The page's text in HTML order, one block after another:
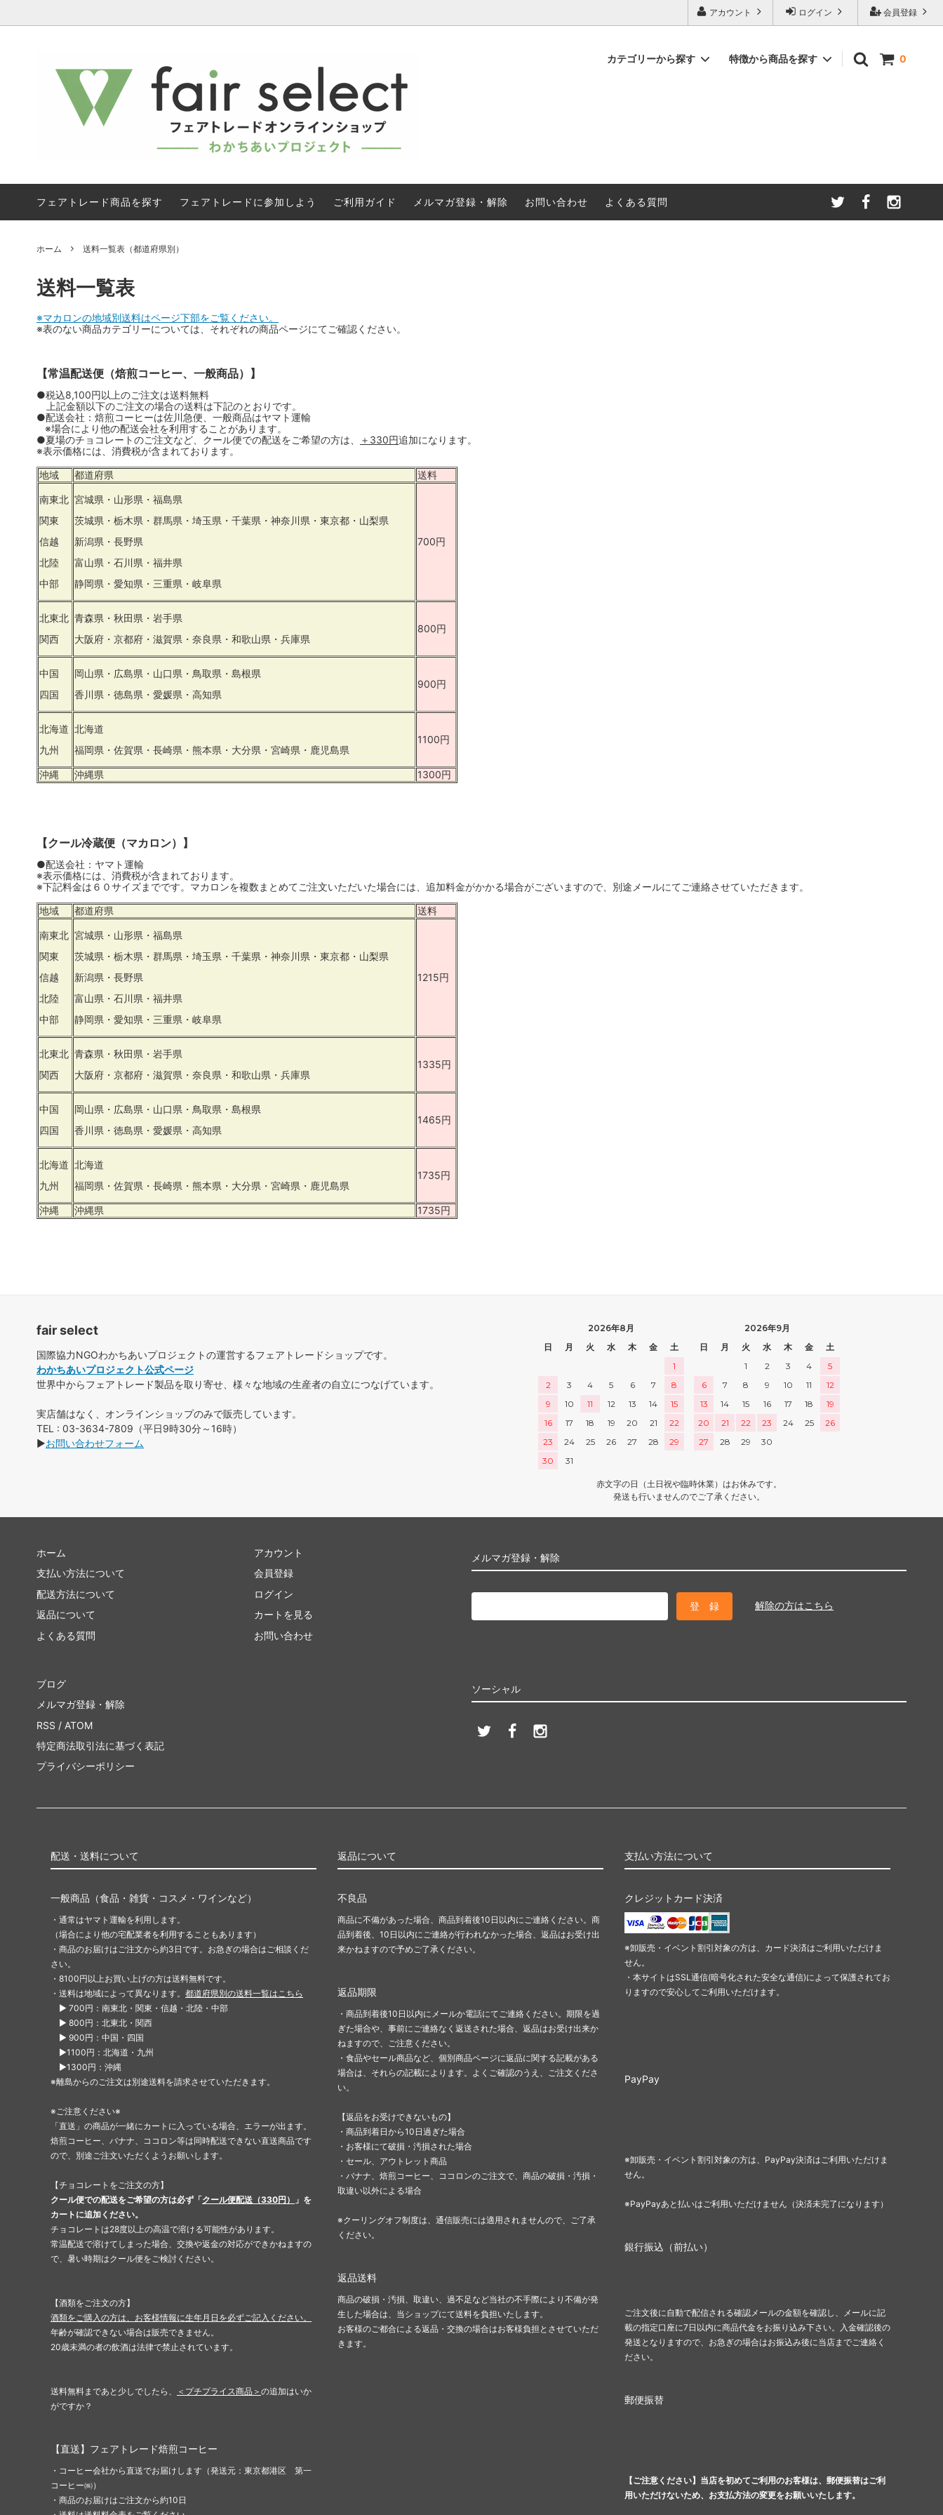
会員登録
ログイン
アカウント
0
カテゴリーから探す
フェアトレード有機 焙煎コーヒー 《直
送》
フェアトレード有機 大容量焙煎コーヒー
《直送》
ドリップバッグコーヒー ・焙煎コーヒー ジャム | はちみつ
コスメ | 石けん コットン製品 WFTO加盟団体の製品など フェアトレードサッカーボール
ギフト
特徴から商品を探す
セール商品 子供に伝えるフェアトレード
フェアトレードブランドから探す オーガニック商品
フェアトレード商品を探す フェアトレードに参加しよう ご利用ガイド メルマガ登録・解除 お問い合わせ よくある質問
ホーム 送料一覧表（都道府県別）
送料一覧表
※マカロンの地域別送料はページ下部をご覧ください。
※表のない商品カテゴリーについては、それぞれの商品ページにてご確認ください。
【常温配送便（焙煎コーヒー、一般商品）】
●税込8,100円以上のご注文は送料無料
上記金額以下のご注文の場合の送料は下記のとおりです。
●配送会社：焙煎コーヒーは佐川急便、一般商品はヤマト運輸
※場合により他の配送会社を利用することがあります。
●夏場のチョコレートのご注文など、クール便での配送をご希望の方は、
＋330円追加になります。
※表示価格には、消費税が含まれております。
地域
都道府県 送料
南東北
関東
信越
北陸
中部
宮城県・山形県・福島県
茨城県・栃木県・群馬県・埼玉県・千葉県・神奈川県・東京都・山梨県
新潟県・長野県
富山県・石川県・福井県
静岡県・愛知県・三重県・岐阜県
700円
北東北
関西
青森県・秋田県・岩手県
大阪府・京都府・滋賀県・奈良県・和歌山県・兵庫県
800円
中国
四国
岡山県・広島県・山口県・鳥取県・島根県
香川県・徳島県・愛媛県・高知県
900円
北海道
九州
北海道
福岡県・佐賀県・長崎県・熊本県・大分県・宮崎県・鹿児島県
1100円
沖縄 沖縄県 1300円
【クール冷蔵便（マカロン）】
●配送会社：ヤマト運輸
※表示価格には、消費税が含まれております。
※下記料金は６０サイズまでです。マカロンを複数まとめてご注文いただいた場合には、追加料金がかかる場合がございますので、別途メールにてご連絡させていただきます。
地域
都道府県 送料
南東北
関東
信越
北陸
中部
宮城県・山形県・福島県
茨城県・栃木県・群馬県・埼玉県・千葉県・神奈川県・東京都・山梨県
新潟県・長野県
富山県・石川県・福井県
静岡県・愛知県・三重県・岐阜県
1215円
北東北
関西
青森県・秋田県・岩手県
大阪府・京都府・滋賀県・奈良県・和歌山県・兵庫県
1335円
中国
四国
岡山県・広島県・山口県・鳥取県・島根県
香川県・徳島県・愛媛県・高知県
1465円
北海道
九州
北海道
福岡県・佐賀県・長崎県・熊本県・大分県・宮崎県・鹿児島県
1735円
沖縄 沖縄県 1735円
fair select
国際協力NGOわかちあいプロジェクトの運営するフェアトレードショップです。
わかちあいプロジェクト公式ページ
世界中からフェアトレード製品を取り寄せ、様々な地域の生産者の自立につなげています。
実店舗はなく、オンラインショップのみで販売しています。
TEL : 03-3634-7809（平日9時30分～16時）
▶お問い合わせフォーム
2026年8月
日
月 火 水 木 金
土
1
2
3 4 5 6 7
8
9
10 11 12 13 14
15
16
17 18 19 20 21
22
23
24 25 26 27 28
29
30
31
2026年9月
日
月 火 水 木 金
土
1
2 3 4
5
6
7 8 9 10 11
12
13
14 15 16 17 18
19
20
21 22 23 24 25
26
27
28 29 30
赤文字の日（土日祝や臨時休業）はお休みです。
発送も行いませんのでご了承ください。
メルマガ登録・解除
解除の方はこちら
ホーム
支払い方法について
配送方法について
返品について
よくある質問
アカウント
会員登録
ログイン
カートを見る
お問い合わせ
ソーシャル
ブログ
メルマガ登録・解除
RSS / ATOM
特定商法取引法に基づく表記
プライバシーポリシー
配送・送料について
一般商品（食品・雑貨・コスメ・ワインなど）
・通常はヤマト運輸を利用します。
（場合により他の宅配業者を利用することもあります）
・商品のお届けはご注文から約3日です。お急ぎの場合はご相談くだ
さい。
・8100円以上お買い上げの方は送料無料です。
・送料は地域によって異なります。 都道府県別の送料一覧はこちら
▶ 700円：南東北・関東・信越・北陸・中部
▶ 800円：北東北・関西
▶ 900円：中国・四国
▶1100円：北海道・九州
▶1300円：沖縄
※離島からのご注文は別途送料を請求させていただきます。
※ご注意ください※
「直送」の商品が一緒にカートに入っている場合、エラーが出ます。
焙煎コーヒー、バナナ、ココロン等は同時配送できない直送商品です
ので、別途ご注文いただくようお願いします。
【チョコレートをご注文の方】
クール便での配送をご希望の方は必ず「クール便配送（330円）
」を
カートに追加ください。
チョコレートは28度以上の高温で溶ける可能性があります。
常温配送で溶けてしまった場合、交換や返金の対応ができかねますの
で、暑い時期はクール便をご検討ください。
【酒類をご注文の方】
酒類をご購入の方は、お客様情報に生年月日を必ずご記入ください。
年齢が確認できない場合は販売できません。
20歳未満の者の飲酒は法律で禁止されています。
送料無料まであと少しでしたら、 ＜プチプライス商品＞ の追加はいか
がですか？
【直送】フェアトレード焙煎コーヒー
・コーヒー会社から直送でお届けします（発送元：東京都港区 第一
コーヒー㈱）
・商品のお届けはご注文から約10日
返品について
不良品
商品に不備があった場合、商品到着後10日以内にご連絡ください。商
品到着後、10日以内にご連絡が行われなかった場合、返品はお受け出
来かねますので予めご了承ください。
返品期限
・商品到着後10日以内にメールか電話にてご連絡ください。期限を過
ぎた場合や、事前にご連絡なく返送された場合、返品はお受け出来か
ねますので、ご注意ください。
・食品やセール商品など、個別商品ページに返品に関する記載がある
場合は、それらの記載によります。よくご確認のうえ、ご注文くださ
い。
【返品をお受けできないもの】
・商品到着日から10日過ぎた場合
・お客様にて破損・汚損された場合
・セール、アウトレット商品
・バナナ、焙煎コーヒー、ココロンのご注文で、商品の破損・汚損・
取違い以外による場合
※クーリングオフ制度は、通信販売には適用されませんので、ご了承
ください。
返品送料
商品の破損・汚損、取違い、過不足など当社の不手際により不備が発
生した場合は、当ショップにて送料を負担いたします。
お客様のご都合による返品・交換の場合はお客様負担とさせていただ
きます。
支払い方法について
クレジットカード決済
※卸販売・イベント割引対象の方は、カード決済はご利用いただけま
せん。
・本サイトはSSL通信(暗号化された安全な通信)によって保護されてお
りますので安心してご利用いただけます。
PayPay
※卸販売・イベント割引対象の方は、PayPay決済はご利用いただけま
せん。
※PayPayあと払いはご利用いただけません（決済未完了になります）
銀行振込（前払い）
ご注文後に自動で配信される確認メールの金額を確認し、メールに記
載の指定口座に7日以内に商品代金をお振り込み下さい。入金確認後の
発送となりますので、お急ぎの場合はお振込み後に当店までご連絡く
ださい。
郵便振替
【ご注意ください】当店を初めてご利用のお客様は、郵便振替はご利
用いただけないため、お支払方法の変更をお願いいたします。